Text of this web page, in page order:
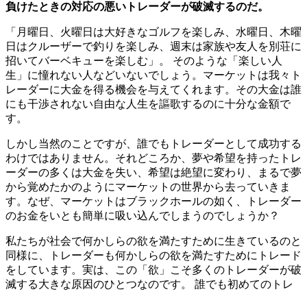
負けたときの対応の悪いトレーダーが破滅するのだ。
「月曜日、火曜日は大好きなゴルフを楽しみ、水曜日、木曜
日はクルーザーで釣りを楽しみ、週末は家族や友人を別荘に
招いてバーベキューを楽しむ」。 そのような「楽しい人
生」に憧れない人などいないでしょう。マーケットは我々ト
レーダーに大金を得る機会を与えてくれます。その大金は誰
にも干渉されない自由な人生を謳歌するのに十分な金額で
す。
しかし当然のことですが、誰でもトレーダーとして成功する
わけではありません。それどころか、夢や希望を持ったトレ
ーダーの多くは大金を失い、希望は絶望に変わり、まるで夢
から覚めたかのようにマーケットの世界から去っていきま
す。なぜ、マーケットはブラックホールの如く、トレーダー
のお金をいとも簡単に吸い込んでしまうのでしょうか？
私たちが社会で何かしらの欲を満たすために生きているのと
同様に、トレーダーも何かしらの欲を満たすためにトレード
をしています。実は、この「欲」こそ多くのトレーダーが破
滅する大きな原因のひとつなのです。 誰でも初めてのトレ